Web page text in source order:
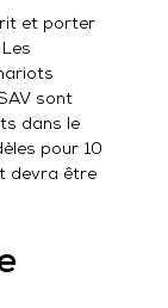
et porter
sont
dans le
pour 10
devra être